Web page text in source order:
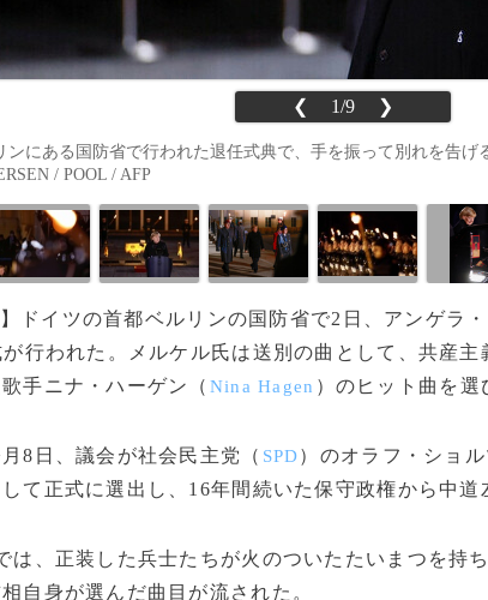
❮ 1/9 ❯
ンにある国防省で行われた退任式典で、手を振って別れを告げ
/ POOL / AFP
】ドイツの首都ベルリンの国防省で2日、アンゲラ
が行われた。メルケル氏は送別の曲として、共産
手ニナ・ハーゲン（ Nina Hagen ）のヒット曲を選
8日、議会が社会民主党（ SPD）のオラフ・ショル
て正式に選出し、16年間続いた保守政権から中道
、正装した兵士たちが火のついたたいまつを持
自身が選んだ曲目が流された。